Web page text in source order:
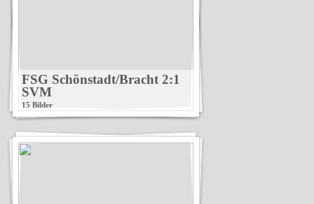
FSG Schönstadt/Bracht 2:1
SVM
15 Bilder